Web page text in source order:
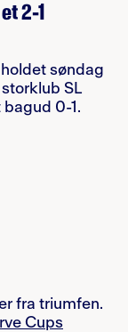
2-1
søndag
SL
0-1.
fra triumfen.
Cups